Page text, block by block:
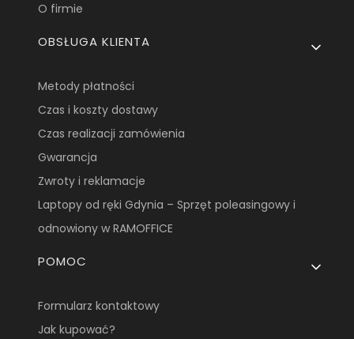
O firmie
OBSŁUGA KLIENTA
Metody płatności
Czas i koszty dostawy
Czas realizacji zamówienia
Gwarancja
Zwroty i reklamacje
Laptopy od ręki Gdynia – Sprzęt poleasingowy i
odnowiony w RAMOFFICE
POMOC
Formularz kontaktowy
Jak kupować?